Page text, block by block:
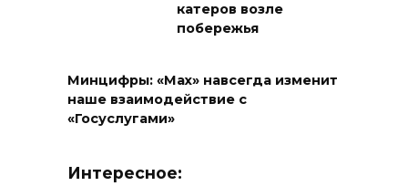
катеров возле
побережья
Минцифры: «Max» навсегда изменит
наше взаимодействие с
«Госуслугами»
Интересное: